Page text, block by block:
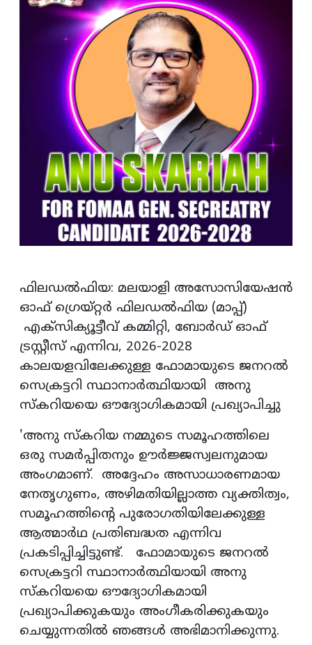
ഫിലഡല്‍ഫിയ: മലയാളി അസോസിയേഷന്‍
ഓഫ് ഗ്രെയ്റ്റർ ഫിലഡൽഫിയ (മാപ്പ്)
എക്‌സിക്യൂട്ടീവ് കമ്മിറ്റി, ബോര്‍ഡ് ഓഫ്
ട്രസ്റ്റീസ് എന്നിവ, 2026-2028
കാലയളവിലേക്കുള്ള ഫോമായുടെ ജനറല്‍
സെക്രട്ടറി സ്ഥാനാര്‍ത്ഥിയായി അനു
സ്‌കറിയയെ ഔദ്യോഗികമായി പ്രഖ്യാപിച്ചു
'അനു സ്‌കറിയ നമ്മുടെ സമൂഹത്തിലെ
ഒരു സമര്‍പ്പിതനും ഊര്‍ജ്ജസ്വലനുമായ
അംഗമാണ്. അദ്ദേഹം അസാധാരണമായ
നേതൃഗുണം, അഴിമതിയില്ലാത്ത വ്യക്തിത്വം,
സമൂഹത്തിന്റെ പുരോഗതിയിലേക്കുള്ള
ആത്മാര്‍ഥ പ്രതിബദ്ധത എന്നിവ
പ്രകടിപ്പിച്ചിട്ടുണ്ട്. ഫോമായുടെ ജനറല്‍
സെക്രട്ടറി സ്ഥാനാര്‍ത്ഥിയായി അനു
സ്‌കറിയയെ ഔദ്യോഗികമായി
പ്രഖ്യാപിക്കുകയും അംഗീകരിക്കുകയും
ചെയ്യുന്നതില്‍ ഞങ്ങള്‍ അഭിമാനിക്കുന്നു.